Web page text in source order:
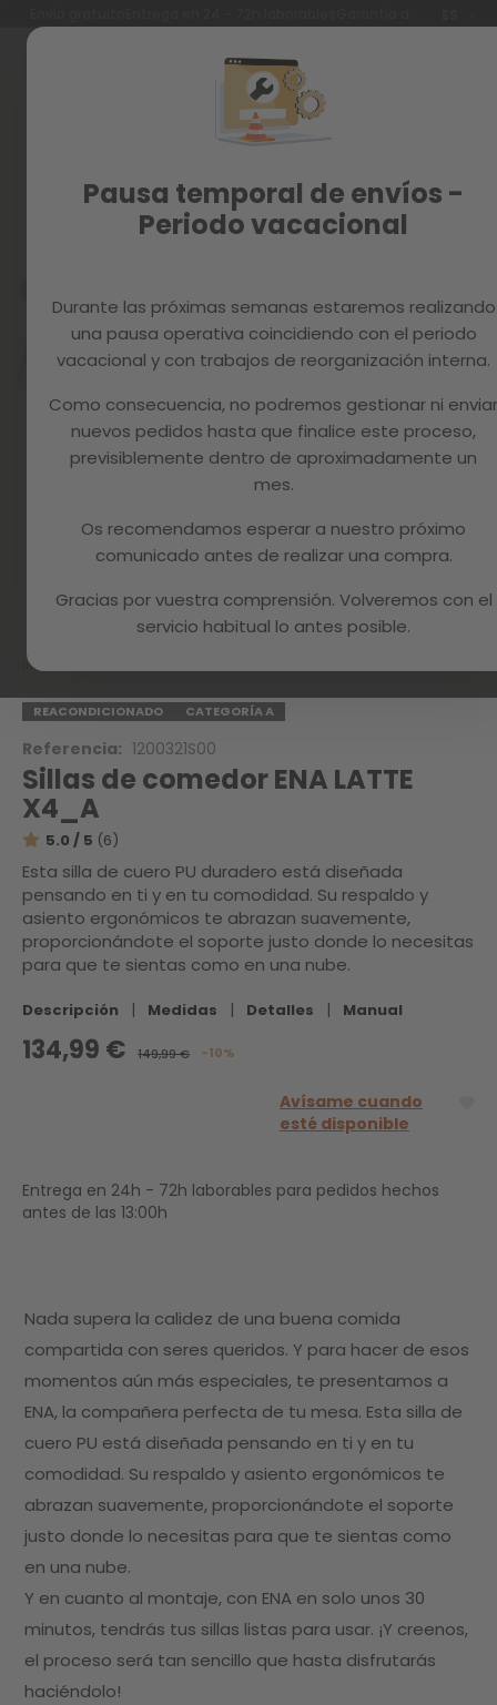
Pausa temporal de envíos -
Periodo vacacional
Durante las próximas semanas estaremos realizando
una pausa operativa coincidiendo con el periodo
vacacional y con trabajos de reorganización interna.
Como consecuencia, no podremos gestionar ni enviar
nuevos pedidos hasta que finalice este proceso,
previsiblemente dentro de aproximadamente un
mes.
Os recomendamos esperar a nuestro próximo
comunicado antes de realizar una compra.
Gracias por vuestra comprensión. Volveremos con el
servicio habitual lo antes posible.
beginning
gallery
Inicio
REACONDICIONADO CATEGORÍA A
Referencia: 1200321S00
Sillas de comedor ENA LATTE
X4_A
5.0 / 5 (6)
Esta silla de cuero PU duradero está diseñada
pensando en ti y en tu comodidad. Su respaldo y
asiento ergonómicos te abrazan suavemente,
proporcionándote el soporte justo donde lo necesitas
para que te sientas como en una nube.
Descripción | Medidas | Detalles | Manual
134,99 € 149,99 € -10%
Avísame cuando
esté disponible
Entrega en 24h - 72h laborables para pedidos hechos
antes de las 13:00h
Nada supera la calidez de una buena comida
compartida con seres queridos. Y para hacer de esos
momentos aún más especiales, te presentamos a
ENA, la compañera perfecta de tu mesa. Esta silla de
cuero PU está diseñada pensando en ti y en tu
comodidad. Su respaldo y asiento ergonómicos te
abrazan suavemente, proporcionándote el soporte
justo donde lo necesitas para que te sientas como
en una nube.
Y en cuanto al montaje, con ENA en solo unos 30
minutos, tendrás tus sillas listas para usar. ¡Y creenos,
el proceso será tan sencillo que hasta disfrutarás
haciéndolo!